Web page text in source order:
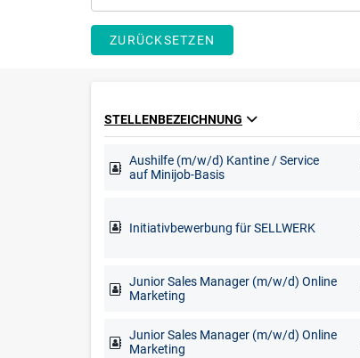
ZURÜCKSETZEN
STELLENBEZEICHNUNG
Aushilfe (m/w/d) Kantine / Service
auf Minijob-Basis
Initiativbewerbung für SELLWERK
Junior Sales Manager (m/w/d) Online
Marketing
Junior Sales Manager (m/w/d) Online
Marketing